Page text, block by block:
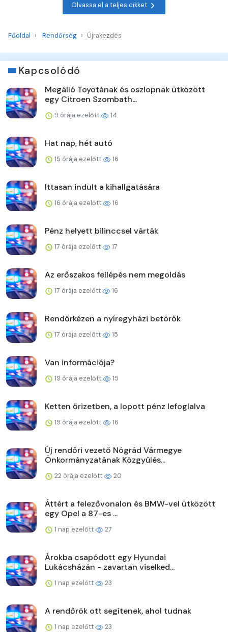
Olvassa el a teljes cikket
Főoldal Rendőrség Újrakezdés
Kapcsolódó
Megálló Toyotának és oszlopnak ütközött
egy Citroen Szombath...
9 órája ezelőtt 14
Hat nap, hét autó
15 órája ezelőtt 16
Ittasan indult a kihallgatására
16 órája ezelőtt 16
Pénz helyett bilinccsel várták
17 órája ezelőtt 17
Az erőszakos fellépés nem megoldás
17 órája ezelőtt 16
Rendőrkézen a nyíregyházi betörők
17 órája ezelőtt 15
Van információja?
19 órája ezelőtt 15
Ketten őrizetben, a lopott pénz lefoglalva
19 órája ezelőtt 16
Új rendőri vezető Nógrád Vármegye
Önkormányzatának Közgyűlés...
22 órája ezelőtt 20
Áttért a felezővonalon és BMW-vel ütközött
egy Opel a 87-es ...
1 nap ezelőtt 27
Árokba csapódott egy Hyundai
Lukácsházán - zavartan viselked...
1 nap ezelőtt 23
A rendőrök ott segítenek, ahol tudnak
1 nap ezelőtt 23